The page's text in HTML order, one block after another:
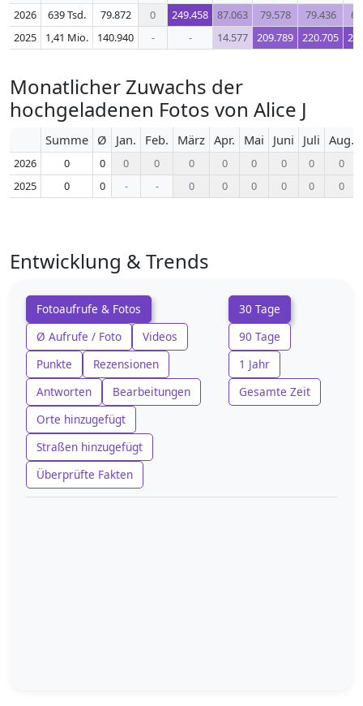
2026 639 Tsd. 79.872 0 249.458 87.063 79.578 79.436
2025
1,41 Mio. 140.940 - - 14.577 209.789 220.705
Monatlicher Zuwachs der
hochgeladenen Fotos von Alice J
Summe Ø Jan. Feb. März Apr. Mai Juni Juli Aug.
2026 0 0 0 0 0 0 0 0 0
0
2025
0 0 - - 0 0 0 0 0 0
Entwicklung & Trends
Fotoaufrufe & Fotos
Ø Aufrufe / Foto
Videos
Punkte
Rezensionen
Antworten
Bearbeitungen
Orte hinzugefügt
Straßen hinzugefügt
Überprüfte Fakten
30 Tage
90 Tage
1 Jahr
Gesamte Zeit